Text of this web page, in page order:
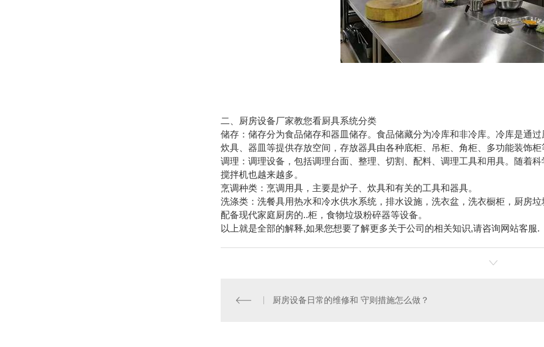
二、厨房设备厂家教您看厨具系统分类
储存：储存分为食品储存和器皿储存。食品储藏分为冷库和非冷库。冷库是通
炊具、器皿等提供存放空间，存放器具由各种底柜、吊柜、角柜、多功能装饰柜
调理：调理设备，包括调理台面、整理、切割、配料、调理工具和用具。随着
搅拌机也越来越多。
烹调种类：烹调用具，主要是炉子、炊具和有关的工具和器具。
洗涤类：洗餐具用热水和冷水供水系统，排水设施，洗衣盆，洗衣橱柜，厨房
配备现代家庭厨房的..柜，食物垃圾粉碎器等设备。
以上就是全部的解释,如果您想要了解更多关于公司的相关知识,请咨询网站客服.
厨房设备日常的维修和 守则措施怎么做？